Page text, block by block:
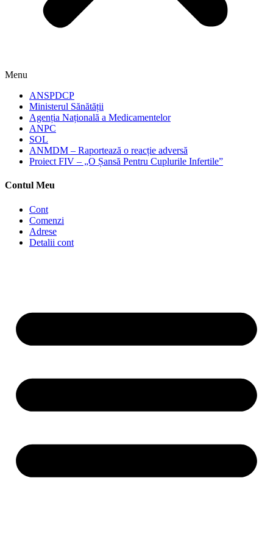
Menu
ANSPDCP
Ministerul Sănătății
Agenția Națională a Medicamentelor
ANPC
SOL
ANMDM – Raportează o reacție adversă
Proiect FIV – „O Șansă Pentru Cuplurile Infertile”
Contul Meu
Cont
Comenzi
Adrese
Detalii cont